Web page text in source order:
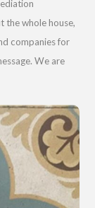
the whole house,
companies for
We are